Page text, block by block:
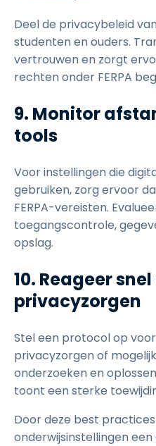
Deel de privacybeleid
studenten en ouders.
vertrouwen en zorgt
rechten onder FERPA
9. Monitor
tools
Voor instellingen die
gebruiken, zorg ervoor
FERPA-vereisten.
toegangscontrole,
opslag.
10. Reageer
privacyzorgen
Stel een protocol op
privacyzorgen of
onderzoeken en
toont een sterke
Door deze best
onderwijsinstellingen